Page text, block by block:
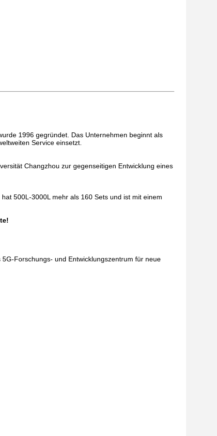
1996 gegründet. Das Unternehmen beginnt als
Service einsetzt.
Changzhou zur gegenseitigen Entwicklung eines
500L-3000L mehr als 160 Sets und ist mit einem
Forschungs- und Entwicklungszentrum für neue